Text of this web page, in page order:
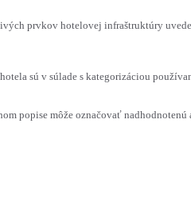
prvkov hotelovej infraštruktúry
sú v súlade s kategorizáciou
popise môže označovať